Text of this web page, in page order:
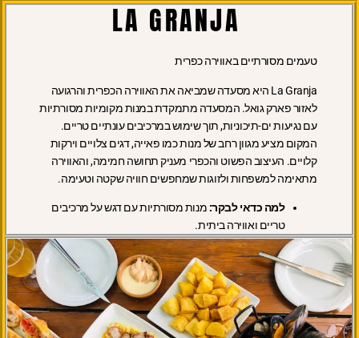
LA GRANJA
טעמים מסורתיים באווירה כפרית
La Granja היא מסעדה שמביאה את האווירה הכפרית והרגועה
לאזור פארק גואל. המסעדה מתמקדת במנות מקומיות מסורתיות
עם נגיעות ים-תיכוניות, תוך שימוש במרכיבים עונתיים טריים.
המקום מציע מגוון רחב של מנות כמו פאייה, דגים צלויים וירקות
קלויים. העיצוב הפשוט והכפרי מעניק תחושה חמימה, והאווירה
מתאימה למשפחות ולזוגות שמחפשים חוויה שקטה וטעימה.
למה כדאי לבקר: מנות מסורתיות עם דגש על מרכיבים
טריים ואווירה ביתית.